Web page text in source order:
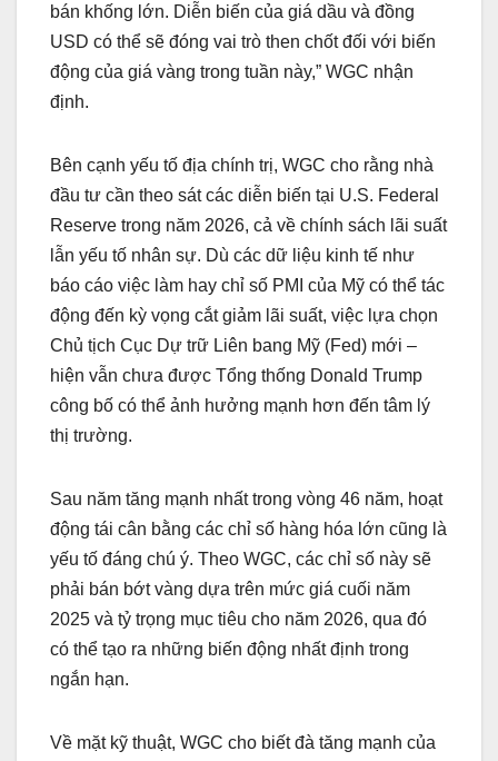
bán khống lớn. Diễn biến của giá dầu và đồng
USD có thể sẽ đóng vai trò then chốt đối với biến
động của giá vàng trong tuần này,” WGC nhận
định.
Bên cạnh yếu tố địa chính trị, WGC cho rằng nhà
đầu tư cần theo sát các diễn biến tại U.S. Federal
Reserve trong năm 2026, cả về chính sách lãi suất
lẫn yếu tố nhân sự. Dù các dữ liệu kinh tế như
báo cáo việc làm hay chỉ số PMI của Mỹ có thể tác
động đến kỳ vọng cắt giảm lãi suất, việc lựa chọn
Chủ tịch Cục Dự trữ Liên bang Mỹ (Fed) mới –
hiện vẫn chưa được Tổng thống Donald Trump
công bố có thể ảnh hưởng mạnh hơn đến tâm lý
thị trường.
Sau năm tăng mạnh nhất trong vòng 46 năm, hoạt
động tái cân bằng các chỉ số hàng hóa lớn cũng là
yếu tố đáng chú ý. Theo WGC, các chỉ số này sẽ
phải bán bớt vàng dựa trên mức giá cuối năm
2025 và tỷ trọng mục tiêu cho năm 2026, qua đó
có thể tạo ra những biến động nhất định trong
ngắn hạn.
Về mặt kỹ thuật, WGC cho biết đà tăng mạnh của